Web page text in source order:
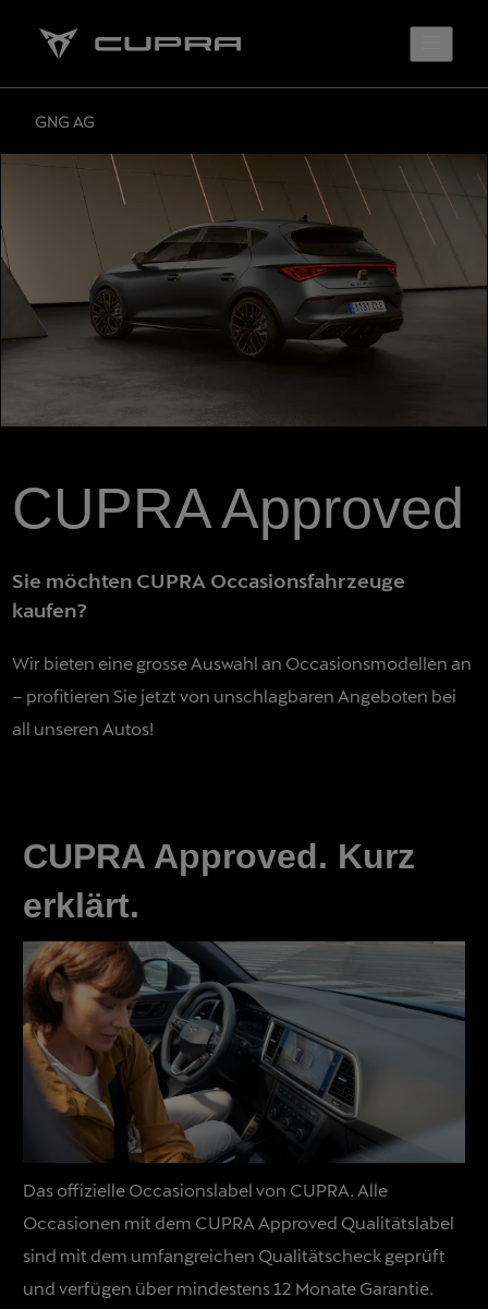
GNG AG
CUPRA Approved
Sie möchten CUPRA Occasionsfahrzeuge
kaufen?
Wir bieten eine grosse Auswahl an Occasionsmodellen an
– profitieren Sie jetzt von unschlagbaren Angeboten bei
all unseren Autos!
CUPRA Approved. Kurz
erklärt.
Das offizielle Occasionslabel von CUPRA. Alle
Occasionen mit dem CUPRA Approved Qualitätslabel
sind mit dem umfangreichen Qualitätscheck geprüft
und verfügen über mindestens 12 Monate Garantie.